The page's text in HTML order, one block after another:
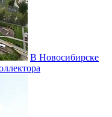
В Новосибирске